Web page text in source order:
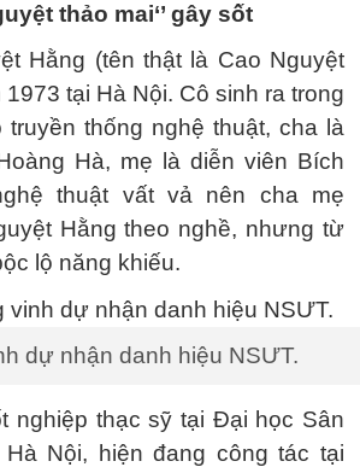
thảo mai‘’ gây sốt
Hằng (tên thật là Cao Nguyệt
tại Hà Nội. Cô sinh ra trong
truyền thống nghệ thuật, cha là
Hà, mẹ là diễn viên Bích
thuật vất vả nên cha mẹ
Hằng theo nghề, nhưng từ
lộ năng khiếu.
dự nhận danh hiệu NSƯT.
nghiệp thạc sỹ tại Đại học Sân
Nội, hiện đang công tác tại